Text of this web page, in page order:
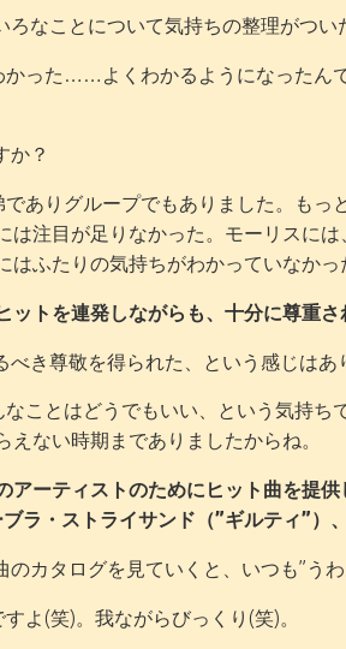
なことについて気持ちの整理がつい
った……よくわかるようになったん
か？
ありグループでもありました。もっ
は注目が足りなかった。モーリスに
はふたりの気持ちがわかっていなかっ
ットを連発しながらも、十分に尊重
き尊敬を得られた、という感じはあ
ことはどうでもいい、という気持
えない時期までありましたからね。
アーティストのためにヒット曲を提
ブラ・ストライサンド（”ギルティ”）
のカタログを見ていくと、いつも”う
よ(笑)。我ながらびっくり(笑)。